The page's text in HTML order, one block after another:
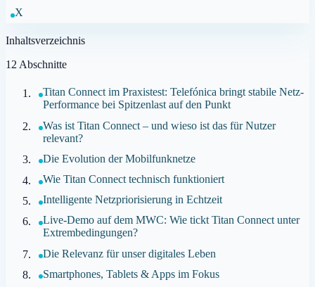
X
Inhaltsverzeichnis
12 Abschnitte
Titan Connect im Praxistest: Telefónica bringt stabile Netz-
Performance bei Spitzenlast auf den Punkt
Was ist Titan Connect – und wieso ist das für Nutzer
relevant?
Die Evolution der Mobilfunknetze
Wie Titan Connect technisch funktioniert
Intelligente Netzpriorisierung in Echtzeit
Live-Demo auf dem MWC: Wie tickt Titan Connect unter
Extrembedingungen?
Die Relevanz für unser digitales Leben
Smartphones, Tablets & Apps im Fokus